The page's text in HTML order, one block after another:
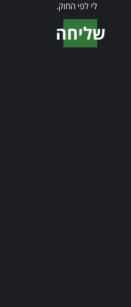
לי לפי החוק.
שליחה